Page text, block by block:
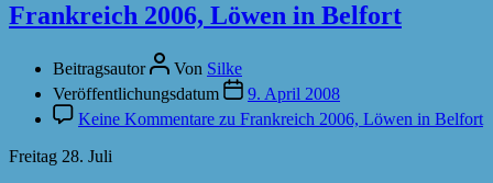
Frankreich 2006, Löwen in Belfort
Beitragsautor Von Silke
Veröffentlichungsdatum
9. April 2008
Keine Kommentare zu Frankreich 2006, Löwen in Belfort
Freitag 28. Juli